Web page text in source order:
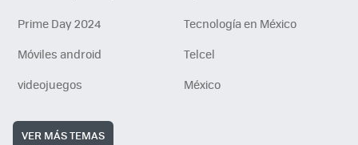
Prime Day 2024
Tecnología en México
Móviles android
Telcel
videojuegos
México
VER MÁS TEMAS